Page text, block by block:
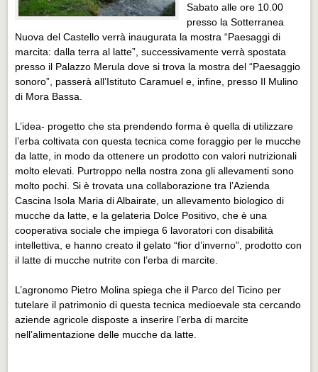
EVENTI
EVENTI
Eventi Vigevano
Eventi Vigevano
Eventi Pavia
Sabato alle ore 10.00
presso la Sotterranea
Nuova del Castello verrà inaugurata la mostra “Paesaggi di
marcita: dalla terra al latte”, successivamente verrà spostata
presso il Palazzo Merula dove si trova la mostra del “Paesaggio
sonoro”, passerà all’Istituto Caramuel e, infine, presso Il Mulino
di Mora Bassa.
L’idea- progetto che sta prendendo forma è quella di utilizzare
l’erba coltivata con questa tecnica come foraggio per le mucche
da latte, in modo da ottenere un prodotto con valori nutrizionali
molto elevati. Purtroppo nella nostra zona gli allevamenti sono
molto pochi. Si è trovata una collaborazione tra l’Azienda
Cascina Isola Maria di Albairate, un allevamento biologico di
mucche da latte, e la gelateria Dolce Positivo, che è una
cooperativa sociale che impiega 6 lavoratori con disabilità
intellettiva, e hanno creato il gelato “fior d’inverno”, prodotto con
il latte di mucche nutrite con l’erba di marcite.
L’agronomo Pietro Molina spiega che il Parco del Ticino per
tutelare il patrimonio di questa tecnica medioevale sta cercando
aziende agricole disposte a inserire l’erba di marcite
nell’alimentazione delle mucche da latte.